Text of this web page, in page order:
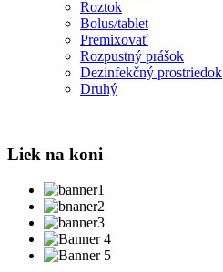
Roztok
Bolus/tablet
Premixovať
Rozpustný prášok
Dezinfekčný prostriedok
Druhý
Liek na koni